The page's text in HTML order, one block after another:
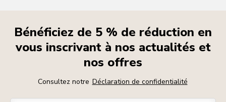
Bénéficiez de 5 % de réduction en
vous inscrivant à nos actualités et
nos offres
Consultez notre Déclaration de confidentialité